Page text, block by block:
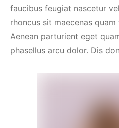
faucibus feugiat nascetur
rhoncus sit maecenas
Aenean parturient eget
phasellus arcu dolor. Dis